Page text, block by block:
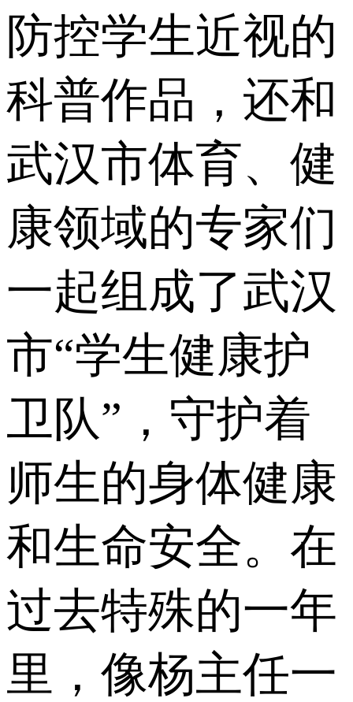
防控学生近视的
科普作品，还和
武汉市体育、健
康领域的专家们
一起组成了武汉
市“学生健康护
卫队”，守护着
师生的身体健康
和生命安全。在
过去特殊的一年
里，像杨主任一